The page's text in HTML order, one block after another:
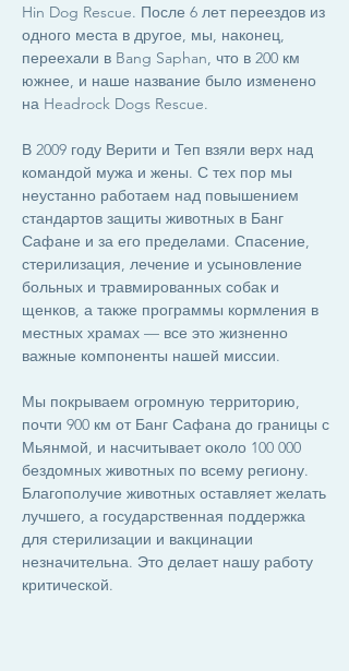
Hin Dog Rescue. После 6 лет переездов из
одного места в другое, мы, наконец,
переехали в Bang Saphan, что в 200 км
южнее, и наше название было изменено
на Headrock Dogs Rescue.
В 2009 году Верити и Теп взяли верх над
командой мужа и жены. С тех пор мы
неустанно работаем над повышением
стандартов защиты животных в Банг
Сафане и за его пределами. Спасение,
стерилизация, лечение и усыновление
больных и травмированных собак и
щенков, а также программы кормления в
местных храмах — все это жизненно
важные компоненты нашей миссии.
Мы покрываем огромную территорию,
почти 900 км от Банг Сафана до границы с
Мьянмой, и насчитывает около 100 000
бездомных животных по всему региону.
Благополучие животных оставляет желать
лучшего, а государственная поддержка
для стерилизации и вакцинации
незначительна. Это делает нашу работу
критической.